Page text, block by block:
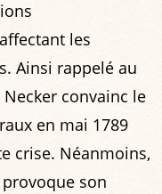
les
Ainsi rappelé au
convainc le
en mai 1789
crise. Néanmoins,
son